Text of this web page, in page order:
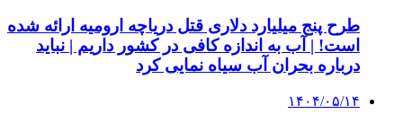
طرح پنج میلیارد دلاری قتل دریاچه ارومیه ارائه شده
است! | آب به اندازه کافی در کشور داریم | نباید
درباره بحران آب سیاه نمایی کرد
۱۴۰۴/۰۵/۱۴